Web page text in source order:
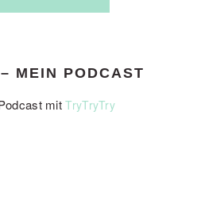
MEIN PODCAST
mitTryTryTry